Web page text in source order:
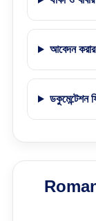
আবেদন
ডকুমেন্টেশন